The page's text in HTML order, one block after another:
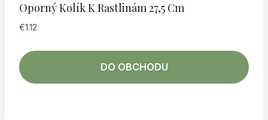
Oporný Kolík K Rastlinám 27,5 Cm
€1.12
DO OBCHODU